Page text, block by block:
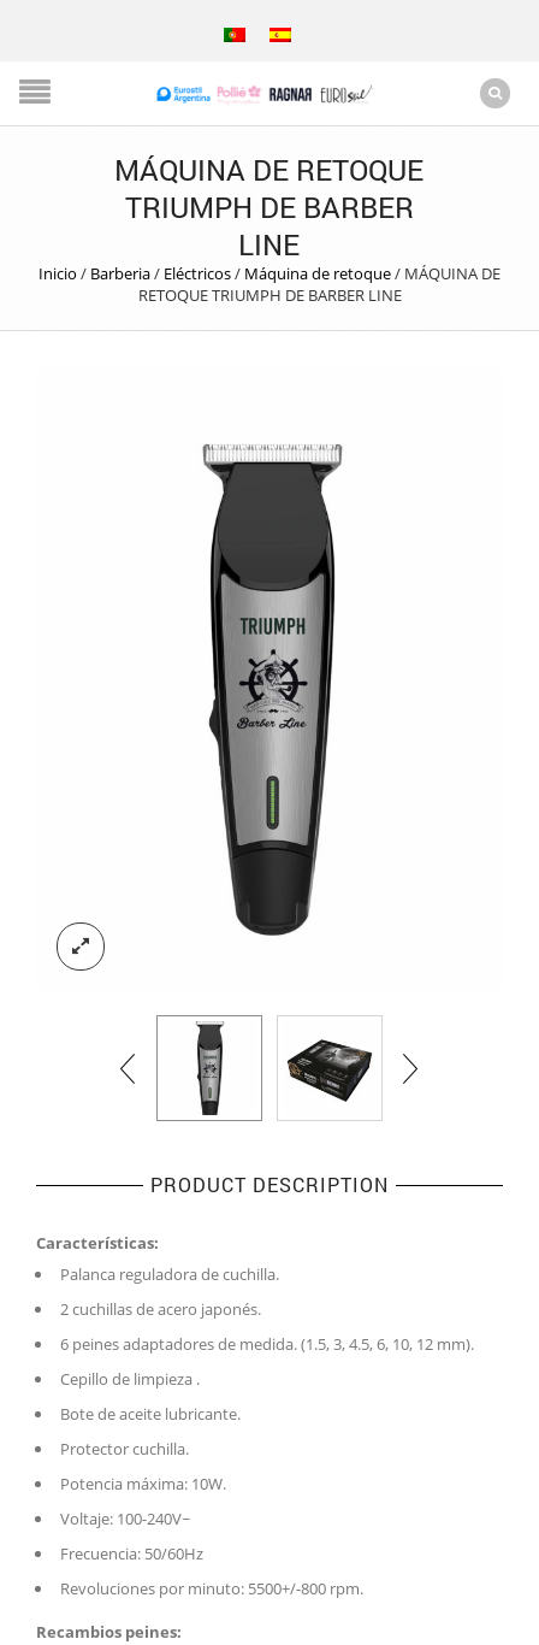
MÁQUINA DE RETOQUE
TRIUMPH DE BARBER
LINE
Inicio / Barberia/ Eléctricos/ Máquina de retoque/ MÁQUINA DE
RETOQUE TRIUMPH DE BARBER LINE
PRODUCT DESCRIPTION
Características:
Palanca reguladora de cuchilla.
2 cuchillas de acero japonés.
6 peines adaptadores de medida. (1.5, 3, 4.5, 6, 10, 12 mm).
Cepillo de limpieza .
Bote de aceite lubricante.
Protector cuchilla.
Potencia máxima: 10W.
Voltaje: 100-240V~
Frecuencia: 50/60Hz
Revoluciones por minuto: 5500+/-800 rpm.
Recambios peines: